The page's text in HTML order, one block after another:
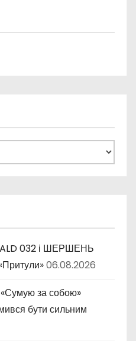
032 і ШЕРШЕНЬ
06.08.2026
за собою»
бути сильним